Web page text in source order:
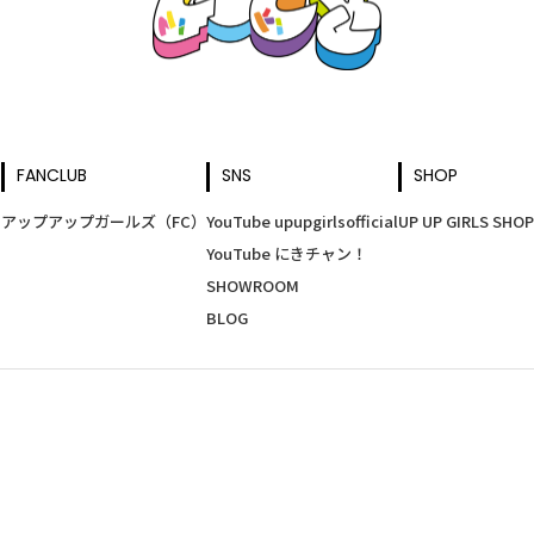
FANCLUB
アップアップガールズ（FC）
SNS
YouTube upupgirlsofficial
YouTube にきチャン！
SHOWROOM
BLOG
SHOP
UP UP GIRLS SHOP